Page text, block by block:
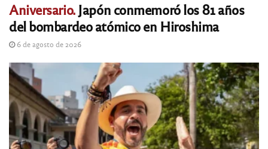
Aniversario.Japón conmemoró los 81 años
del bombardeo atómico en Hiroshima
6 de agosto de 2026